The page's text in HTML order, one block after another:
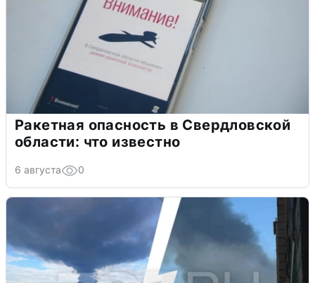
Ракетная опасность в Свердловской
области: что известно
6 августа 0